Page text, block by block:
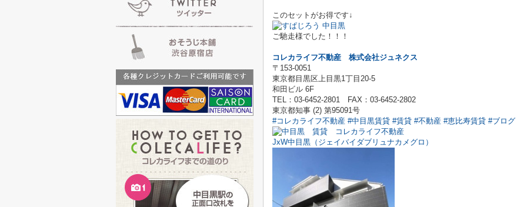
このセットがお得です↓
ご馳走様でした！！！
コレカライフ不動産
株式会社ジュネクス
〒153-0051
東京都目黒区上目黒1丁目20-5
和田ビル 6F
TEL：03-6452-2801 FAX：03-6452-2802
東京都知事 (2) 第95091号
#コレカライフ不動産 #中目黒賃貸 #賃貸 #不動産 #恵比寿賃貸 #ブログ
JxW中目黒 （ ジェイバイダブリュナカメグロ ）